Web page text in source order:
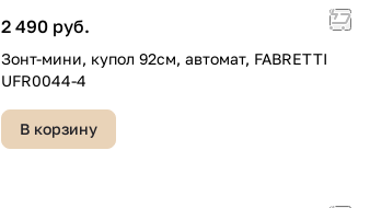
2 490 руб.
Зонт-мини, купол 92см, автомат, FABRETTI
UFR0044-4
В корзину